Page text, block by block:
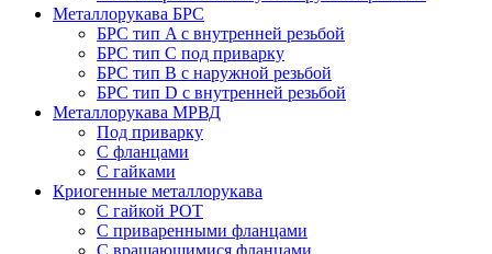
Металлорукава БРС
БРС тип A с внутренней резьбой
БРС тип C под приварку
БРС тип B с наружной резьбой
БРС тип D с внутренней резьбой
Металлорукава МРВД
Под приварку
С фланцами
С гайками
Криогенные металлорукава
С гайкой РОТ
С приваренными фланцами